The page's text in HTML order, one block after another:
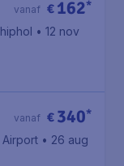
€ 162*
vanaf
• 12 nov
€ 340*
vanaf
• 26 aug